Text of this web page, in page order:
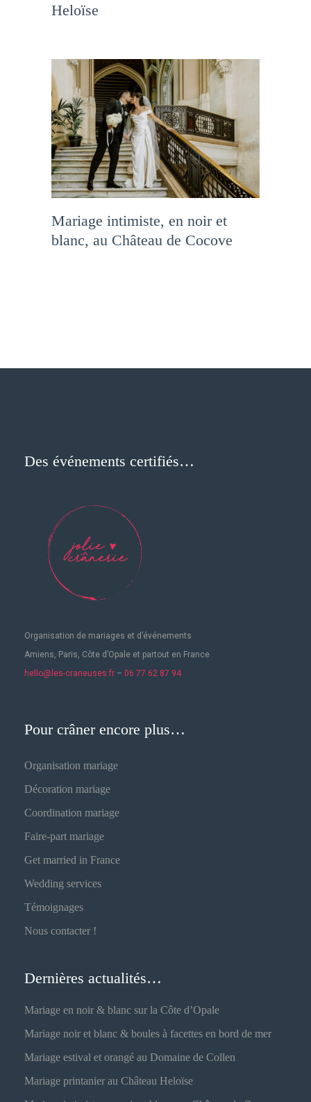
Heloïse
Mariage intimiste, en noir et
blanc, au Château de Cocove
Des événements certifiés…
Organisation de mariages et d’événements
Amiens, Paris, Côte d’Opale et partout en France
hello@les-craneuses.fr – 06 77 62 87 94
Pour crâner encore plus…
Organisation mariage
Décoration mariage
Coordination mariage
Faire-part mariage
Get married in France
Wedding services
Témoignages
Nous contacter !
Dernières actualités…
Mariage en noir & blanc sur la Côte d’Opale
Mariage noir et blanc & boules à facettes en bord de mer
Mariage estival et orangé au Domaine de Collen
Mariage printanier au Château Heloïse